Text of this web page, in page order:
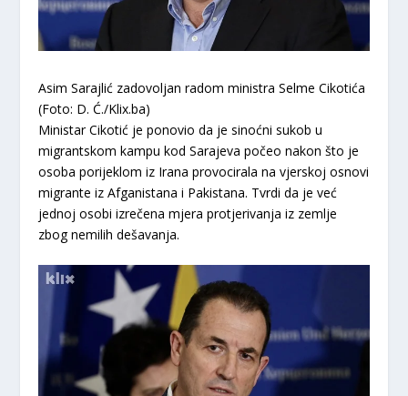
Asim Sarajlić zadovoljan radom ministra Selme Cikotića
(Foto: D. Ć./Klix.ba)
Ministar Cikotić je ponovio da je sinoćni sukob u
migrantskom kampu kod Sarajeva počeo nakon što je
osoba porijeklom iz Irana provocirala na vjerskoj osnovi
migrante iz Afganistana i Pakistana. Tvrdi da je već
jednoj osobi izrečena mjera protjerivanja iz zemlje
zbog nemilih dešavanja.